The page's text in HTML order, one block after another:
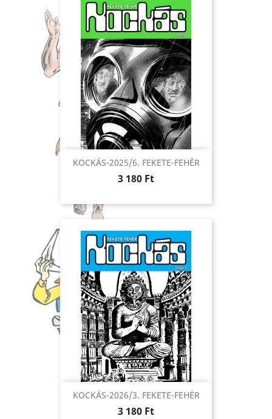
KOCKÁS-2025/6. FEKETE-FEHÉR
Ár
3 180 Ft
KOCKÁS-2026/3. FEKETE-FEHÉR
Ár
3 180 Ft